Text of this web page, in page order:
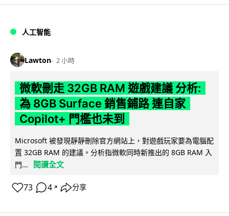
人工智能
Lawton 2 小時
微軟刪走 32GB RAM 遊戲建議 分析:
為 8GB Surface 銷售鋪路 連自家
Copilot+ 門檻也未到
Microsoft 被發現靜靜刪除官方網站上，對遊戲玩家要為電腦配
置 32GB RAM 的建議。分析指微軟同時新推出的 8GB RAM 入
門...
閱讀全文
73 4 ↗ 分享